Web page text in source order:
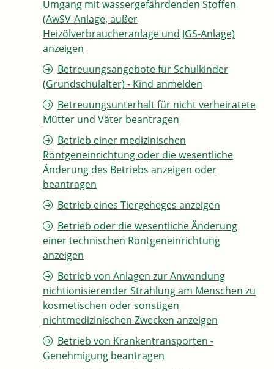
Umgang mit wassergefährdenden Stoffen
(AwSV-Anlage, außer
Heizölverbraucheranlage und JGS-Anlage)
anzeigen
Betreuungsangebote für Schulkinder
(Grundschulalter) - Kind anmelden
Betreuungsunterhalt für nicht verheiratete
Mütter und Väter beantragen
Betrieb einer medizinischen
Röntgeneinrichtung oder die wesentliche
Änderung des Betriebs anzeigen oder
beantragen
Betrieb eines Tiergeheges anzeigen
Betrieb oder die wesentliche Änderung
einer technischen Röntgeneinrichtung
anzeigen
Betrieb von Anlagen zur Anwendung
nichtionisierender Strahlung am Menschen zu
kosmetischen oder sonstigen
nichtmedizinischen Zwecken anzeigen
Betrieb von Krankentransporten -
Genehmigung beantragen